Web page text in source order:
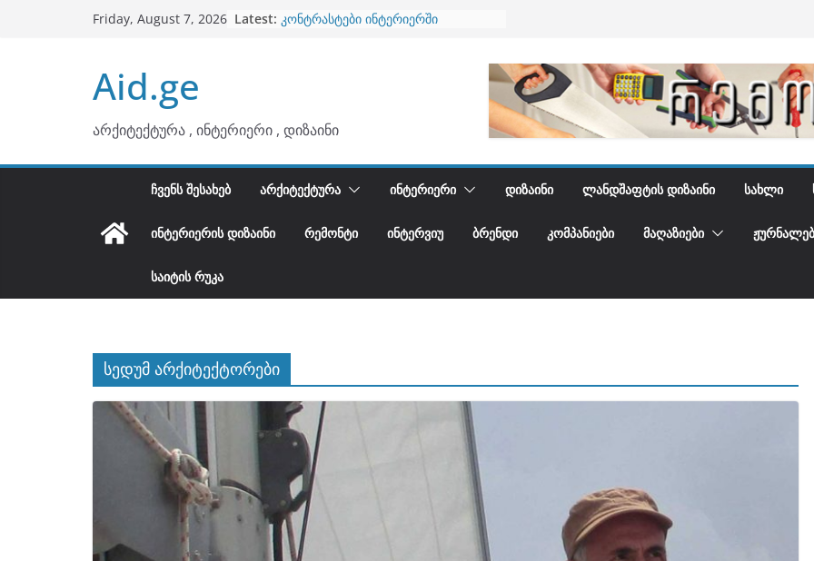
Friday, August 7, 2026 Latest: კონტრასტები ინტერიერში
Aid.ge
არქიტექტურა , ინტერიერი , დიზაინი
ᲩᲕᲔᲜᲡ ᲨᲔᲡᲐᲮᲔᲑ ᲐᲠᲥᲘᲢᲔᲥᲢᲣᲠᲐ ᲘᲜᲢᲔᲠᲘᲔᲠᲘ ᲓᲘᲖᲐᲘᲜᲘ ᲚᲐᲜᲓᲨᲐᲤᲢᲘᲡ ᲓᲘᲖᲐᲘᲜᲘ ᲡᲐᲮᲚᲘ
ᲘᲜᲢᲔᲠᲘᲔᲠᲘᲡ ᲓᲘᲖᲐᲘᲜᲘ ᲠᲔᲛᲝᲜᲢᲘ ᲘᲜᲢᲔᲠᲕᲘᲣ ᲑᲠᲔᲜᲓᲘ ᲙᲝᲛᲞᲐᲜᲘᲔᲑᲘ ᲛᲐᲦᲐᲖᲘᲔᲑᲘ
ᲡᲐᲘᲢᲘᲡ ᲠᲣᲙᲐ
სედუმ არქიტექტორები